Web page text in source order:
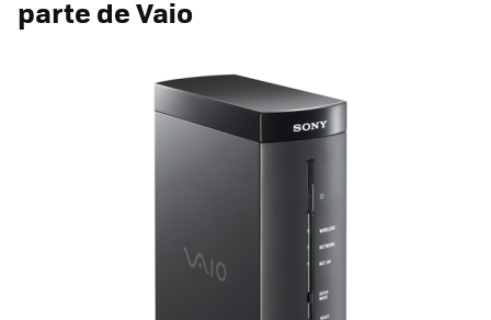
parte de Vaio